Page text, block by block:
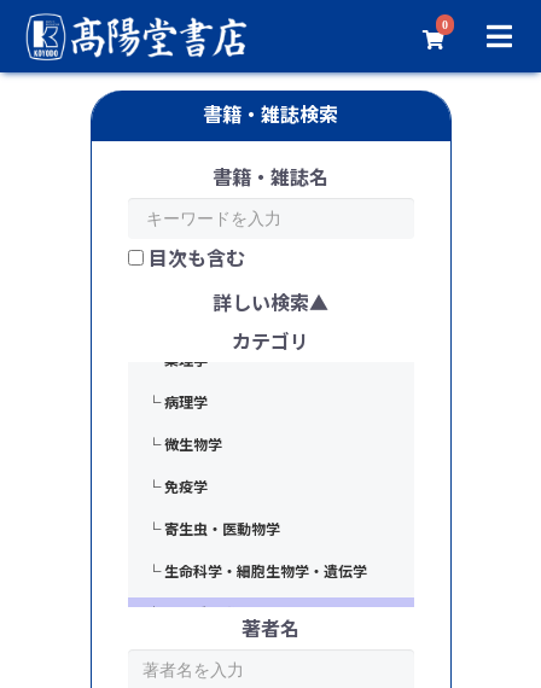
0
書籍・雑誌検索
書籍・雑誌名
目次も含む
詳しい検索
カテゴリ
基礎医学
└ 薬理学
└ 病理学
└ 微生物学
└ 免疫学
└ 寄生虫・医動物学
└ 生命科学・細胞生物学・遺伝学
著者名